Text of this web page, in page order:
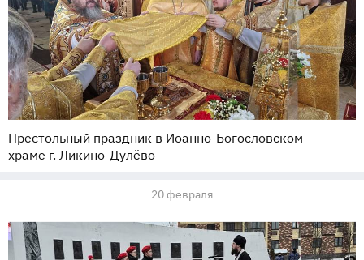
Престольный праздник в Иоанно-Богословском
храме г. Ликино-Дулёво
20 февраля